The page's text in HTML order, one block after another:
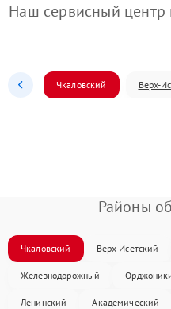
Наш сервисный
Чкаловский Верх-
Районы
Чкаловский Верх-Исетский
Железнодорожный
Ленинский Академический